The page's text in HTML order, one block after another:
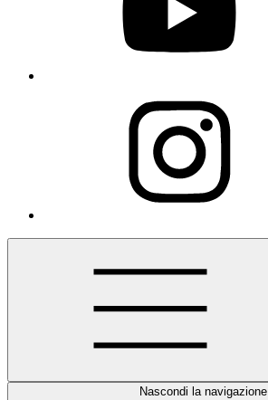
Nascondi la navigazione